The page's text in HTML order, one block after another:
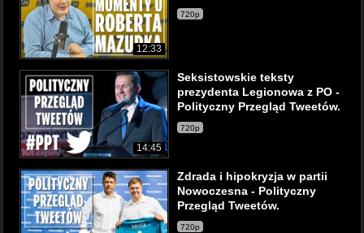
12:33
720p
14:45
Seksistowskie teksty
prezydenta Legionowa z PO -
Polityczny Przegląd Tweetów.
720p
Zdrada i hipokryzja w partii
Nowoczesna - Polityczny
Przegląd Tweetów.
720p